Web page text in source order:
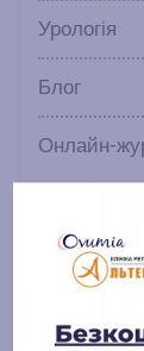
Урологія
Блог
Онлайн-